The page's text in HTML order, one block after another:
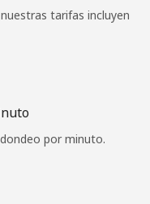
tarifas incluyen
por minuto.